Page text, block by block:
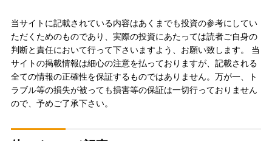
当サイトに記載されている内容はあくまでも投資の参考にしてい
ただくためのものであり、実際の投資にあたっては読者ご自身の
判断と責任において行って下さいますよう、お願い致します。 当
サイトの掲載情報は細心の注意を払っておりますが、記載される
全ての情報の正確性を保証するものではありません。万が一、ト
ラブル等の損失が被っても損害等の保証は一切行っておりません
ので、予めご了承下さい。